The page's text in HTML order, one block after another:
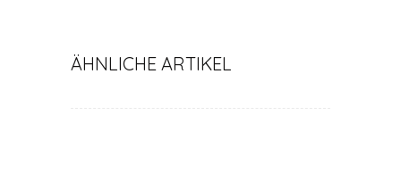
ÄHNLICHE ARTIKEL